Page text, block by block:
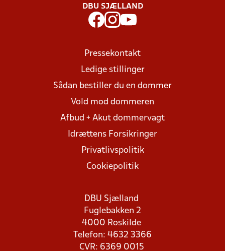
DBU SJÆLLAND
Pressekontakt
Ledige stillinger
Sådan bestiller du en dommer
Vold mod dommeren
Afbud + Akut dommervagt
Idrættens Forsikringer
Privatlivspolitik
Cookiepolitik
DBU Sjælland
Fuglebakken 2
4000 Roskilde
Telefon: 4632 3366
CVR: 6369 0015